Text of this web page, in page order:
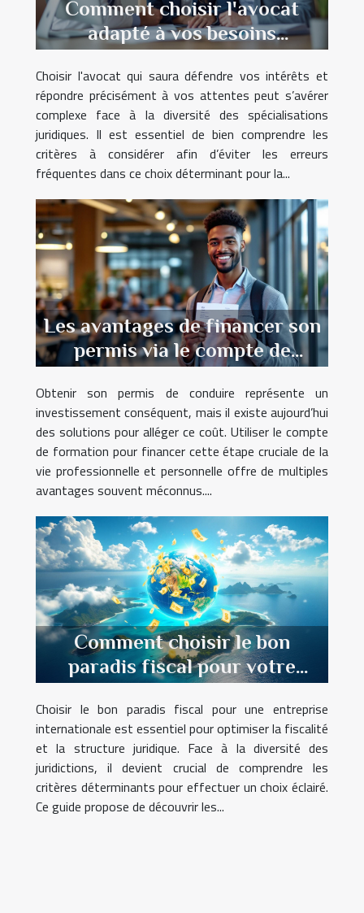
Comment choisir l'avocat
adapté à vos besoins
spécifiques ?
Choisir l'avocat qui saura défendre vos intérêts et
répondre précisément à vos attentes peut s’avérer
complexe face à la diversité des spécialisations
juridiques. Il est essentiel de bien comprendre les
critères à considérer afin d’éviter les erreurs
fréquentes dans ce choix déterminant pour la...
Les avantages de financer son
permis via le compte de
formation
Obtenir son permis de conduire représente un
investissement conséquent, mais il existe aujourd’hui
des solutions pour alléger ce coût. Utiliser le compte
de formation pour financer cette étape cruciale de la
vie professionnelle et personnelle offre de multiples
avantages souvent méconnus....
Comment choisir le bon
paradis fiscal pour votre
entreprise internationale ?
Choisir le bon paradis fiscal pour une entreprise
internationale est essentiel pour optimiser la fiscalité
et la structure juridique. Face à la diversité des
juridictions, il devient crucial de comprendre les
critères déterminants pour effectuer un choix éclairé.
Ce guide propose de découvrir les...